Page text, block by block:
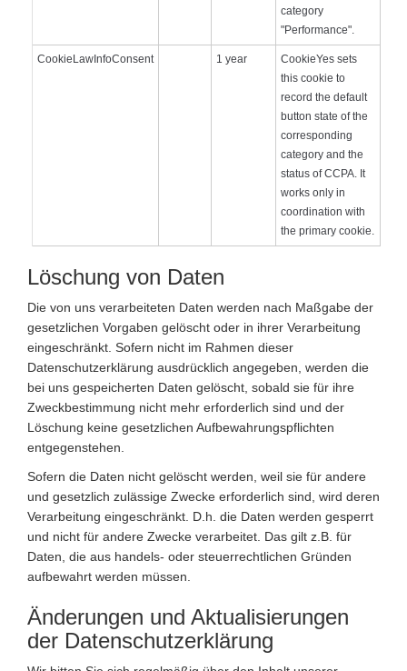
category
"Performance".
CookieLawInfoConsent 1 year
CookieYes sets
this cookie to
record the default
button state of the
corresponding
category and the
status of CCPA. It
works only in
coordination with
the primary cookie.
Löschung von Daten
Die von uns verarbeiteten Daten werden nach Maßgabe der
gesetzlichen Vorgaben gelöscht oder in ihrer Verarbeitung
eingeschränkt. Sofern nicht im Rahmen dieser
Datenschutzerklärung ausdrücklich angegeben, werden die
bei uns gespeicherten Daten gelöscht, sobald sie für ihre
Zweckbestimmung nicht mehr erforderlich sind und der
Löschung keine gesetzlichen Aufbewahrungspflichten
entgegenstehen.
Sofern die Daten nicht gelöscht werden, weil sie für andere
und gesetzlich zulässige Zwecke erforderlich sind, wird deren
Verarbeitung eingeschränkt. D.h. die Daten werden gesperrt
und nicht für andere Zwecke verarbeitet. Das gilt z.B. für
Daten, die aus handels- oder steuerrechtlichen Gründen
aufbewahrt werden müssen.
Änderungen und Aktualisierungen
der Datenschutzerklärung